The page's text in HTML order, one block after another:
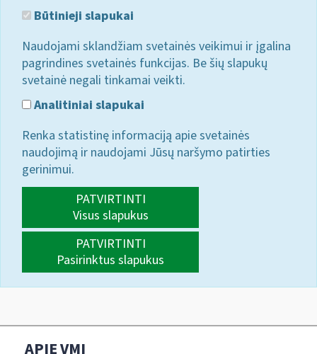
Būtinieji slapukai
Naudojami sklandžiam svetainės veikimui ir įgalina
pagrindines svetainės funkcijas. Be šių slapukų
svetainė negali tinkamai veikti.
Analitiniai slapukai
Renka statistinę informaciją apie svetainės
naudojimą ir naudojami Jūsų naršymo patirties
gerinimui.
PATVIRTINTI
Visus slapukus
PATVIRTINTI
Pasirinktus slapukus
APIE VMI